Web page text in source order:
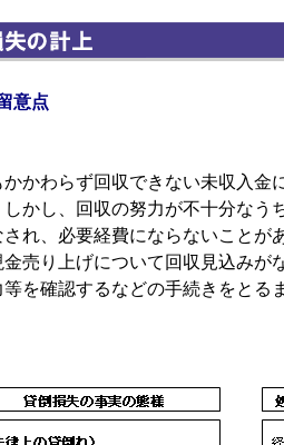
意点
かわらず回収できない未収入金
しかし、回収の努力が不十分なう
れ、必要経費にならないことが
売り上げについて回収見込みが
を確認するなどの手続きをとる